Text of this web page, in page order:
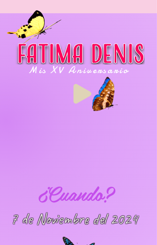
Mis XV Aniversario
¿Cuando?
7 de Noviembre del 2024